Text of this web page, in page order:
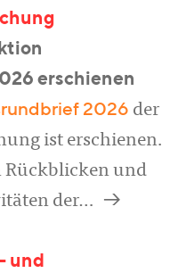
erschienen
2026 der
ist erschienen.
Rückblicken und
der…
a
und